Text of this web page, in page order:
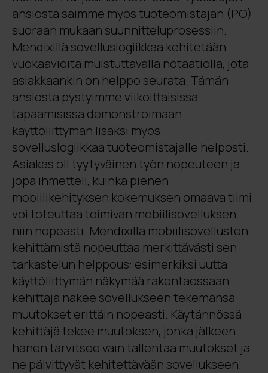
ansiosta saimme myös tuoteomistajan (PO)
suoraan mukaan suunnitteluprosessiin.
Mendixillä sovelluslogiikkaa kehitetään
vuokaavioita muistuttavalla notaatiolla, jota
asiakkaankin on helppo seurata. Tämän
ansiosta pystyimme viikoittaisissa
tapaamisissa demonstroimaan
käyttöliittymän lisäksi myös
sovelluslogiikkaatuoteomistajalle helposti.
Asiakas oli tyytyväinen työn nopeuteen ja
jopa ihmetteli, kuinka pienen
mobiilikehityksen kokemuksen omaava tiimi
voi toteuttaa toimivan mobiilisovelluksen
niin nopeasti. Mendixillä mobiilisovellusten
kehittämistä nopeuttaa merkittävästi sen
tarkastelun helppous: esimerkiksi uutta
käyttöliittymän näkymää rakentaessaan
kehittäjä näkee sovellukseen tekemänsä
muutokset erittäin nopeasti. Käytännössä
kehittäjä tekee muutoksen, jonka jälkeen
hänen tarvitsee vain tallentaa muutokset ja
ne päivittyvät kehitettävään sovellukseen.